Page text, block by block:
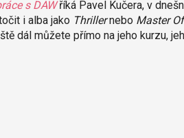
s DAWříká Pavel Kučera, v
i alba jako Thrillernebo Master
dál můžete přímo na jeho kurzu,